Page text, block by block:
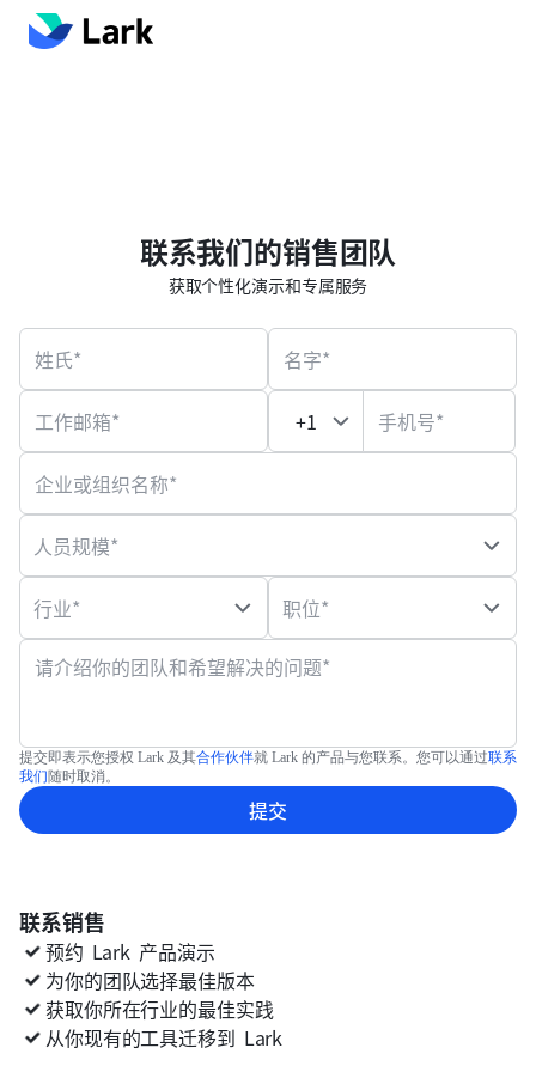
联系销售
预约 Lark 产品演示
为你的团队选择最佳版本
获取你所在行业的最佳实践
从你现有的工具迁移到 Lark
联系我们的销售团队
获取个性化演示和专属服务
姓氏* 名字*
工作邮箱* 手机号*
企业或组织名称*
人员规模*
行业* 职位*
请介绍你的团队和希望解决的问题*
提交即表示您授权 Lark 及其合作伙伴就 Lark 的产品与您联系。您可以通过联系
我们随时取消。
提交